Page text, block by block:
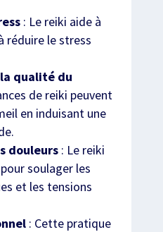
: Le reiki aide à
réduire le stress
qualité du
de reiki peuvent
en induisant une
douleurs: Le reiki
soulager les
et les tensions
: Cette pratique